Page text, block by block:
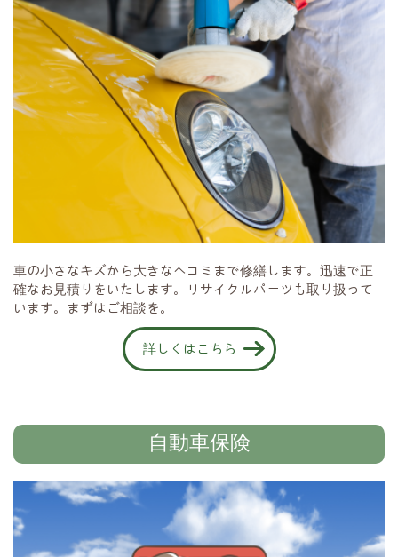
車の小さなキズから大きなヘコミまで修繕します。迅速で正
確なお見積りをいたします。リサイクルパーツも取り扱って
います。まずはご相談を。
詳しくはこちら
自動車保険